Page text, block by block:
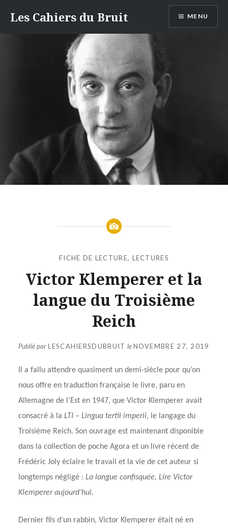
Les Cahiers du Bruit MENU
FICHE DE LECTURE, LECTURES
Victor Klemperer et la
langue du Troisième
Reich
Publié parLESCAHIERSDUBRUIT leNOVEMBRE 27, 2019
Il a fallu attendre quasiment un demi-siècle pour qu’on
nous offre en traduction française le livre, paru en
Allemagne de l’Est en 1947, que Victor Klemperer avait
consacré à la LTI – Lingua tertii imperii, le langage du
Troisième Reich. Son ouvrage est maintenant disponible
dans la collection de poche Agora et un livre récent de
Frédéric Joly éclaire le travail et la vie de cet auteur si
longtemps négligé : La langue confisquée, Lire Victor
Klemperer aujourd’hui.
Dernier fils d’un rabbin, Victor Klemperer était né en